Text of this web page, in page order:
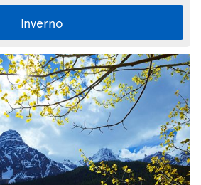
Inverno